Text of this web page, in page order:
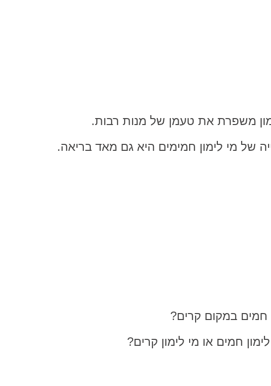
משפרת את טעמן של מנות רבות.
של מי לימון חמימים היא גם מאד בריאה.
חמים במקום קרים?
חמים או מי לימון קרים?